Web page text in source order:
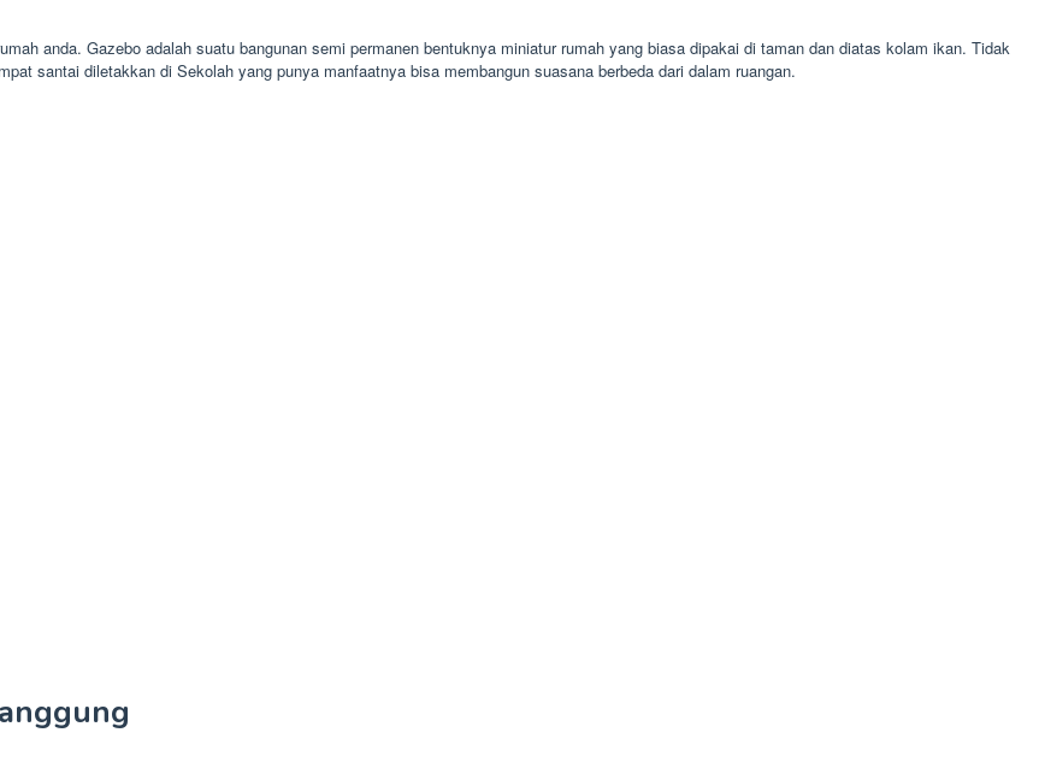
anda. Gazebo adalah suatu bangunan semi permanen bentuknya miniatur rumah yang biasa dipakai di taman dan diatas kolam ikan. Tidak
santai diletakkan di Sekolah yang punya manfaatnya bisa membangun suasana berbeda dari dalam ruangan.